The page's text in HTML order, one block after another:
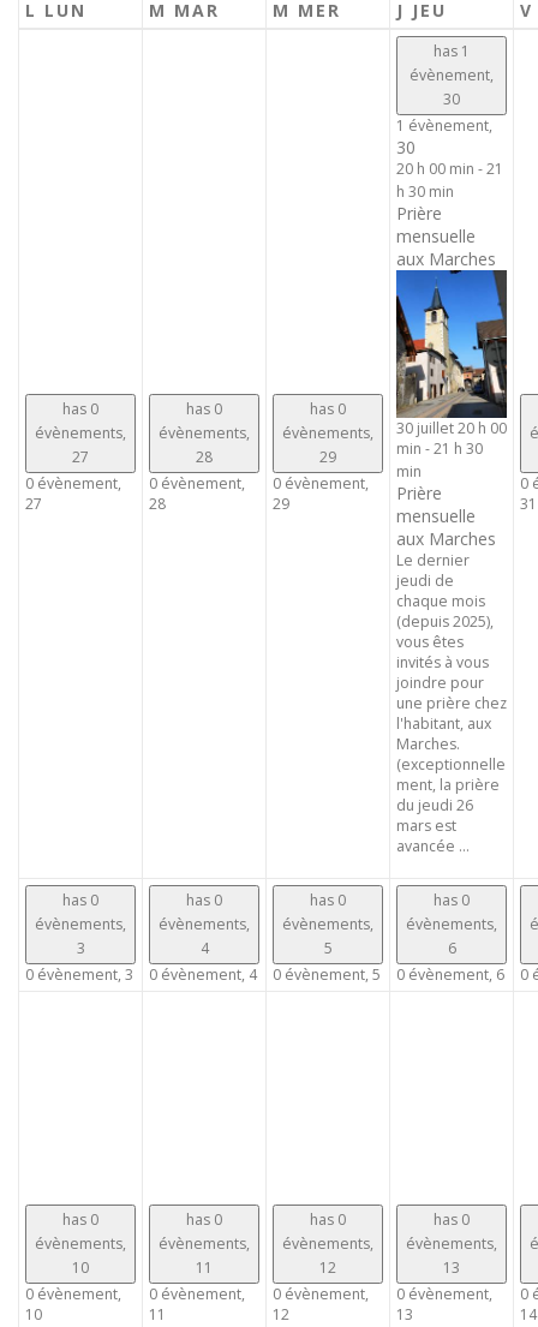
L LUN M MAR M MER J JEU
has 0
évènements,
27
0 évènement,
27
has 0
évènements,
28
0 évènement,
28
has 0
évènements,
29
0 évènement,
29
has 1
évènement,
30
1 évènement,
30
20 h 00 min -21
h 30 min
Prière
mensuelle
aux Marches
30 juillet 20 h 00
min -21 h 30
min
Prière
mensuelle
aux Marches
Le dernier
jeudi de
chaque mois
(depuis 2025),
vous êtes
invités à vous
joindre pour
une prière chez
l'habitant, aux
Marches.
(exceptionnelle
ment, la prière
du jeudi 26
mars est
avancée ...
0
31
has 0
évènements,
3
0 évènement, 3
has 0
évènements,
4
0 évènement, 4
has 0
évènements,
5
0 évènement, 5
has 0
évènements,
6
0 évènement, 6 0
has 0
évènements,
10
0 évènement,
10
has 0
évènements,
11
0 évènement,
11
has 0
évènements,
12
0 évènement,
12
has 0
évènements,
13
0 évènement,
13
0
14